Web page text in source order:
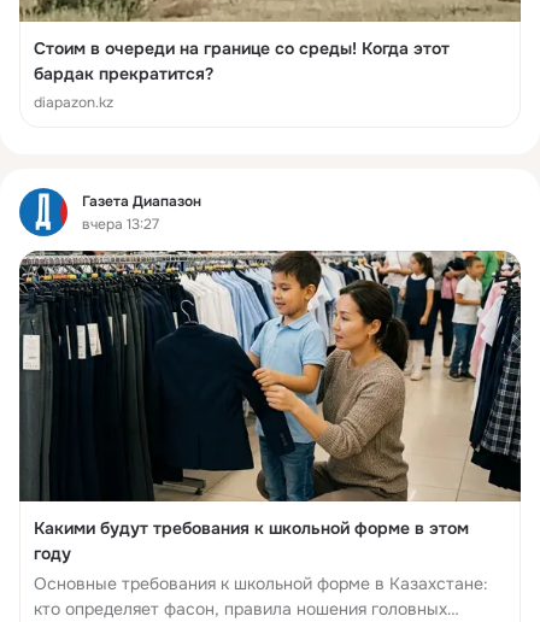
Стоим в очереди на границе со среды! Когда этот
бардак прекратится?
diapazon.kz
Фид
Газета Диапазон
вчера 13:27
Какими будут требования к школьной форме в этом
году
Основные требования к школьной форме в Казахстане:
кто определяет фасон, правила ношения головных